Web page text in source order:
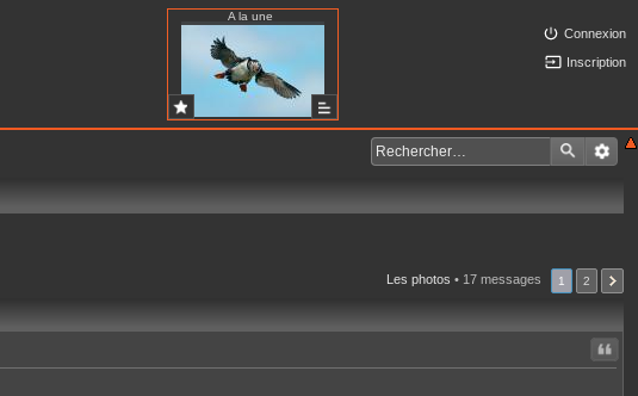
A la une
Connexion
Inscription
Les photos • 17 messages 1 2
Citer